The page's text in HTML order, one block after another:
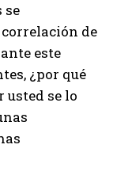
se
de
este
¿por qué
usted se lo